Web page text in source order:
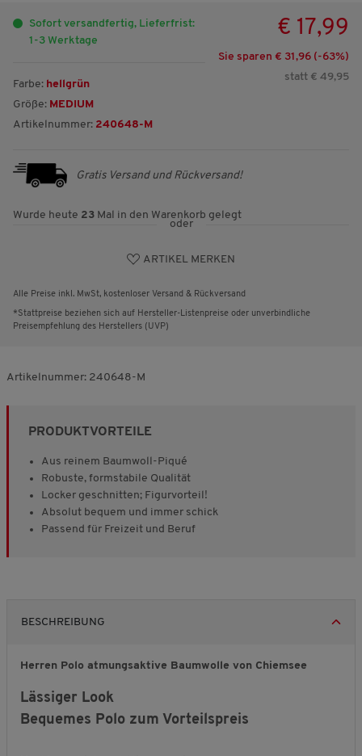
Sofort versandfertig, Lieferfrist:
1-3 Werktage
Farbe: hellgrün
Größe: MEDIUM
Artikelnummer: 240648-M
€ 17,99
Sie sparen € 31,96 (-63%)
statt € 49,95
Gratis Versand und Rückversand!
Wurde heute 23 Mal in den Warenkorb gelegt
oder
ARTIKEL MERKEN
Alle Preise inkl. MwSt, kostenloser Versand & Rückversand
*Stattpreise beziehen sich auf Hersteller-Listenpreise oder unverbindliche
Preisempfehlung des Herstellers (UVP)
Artikelnummer: 240648-M
PRODUKTVORTEILE
Aus reinem Baumwoll-Piqué
Robuste, formstabile Qualität
Locker geschnitten; Figurvorteil!
Absolut bequem und immer schick
Passend für Freizeit und Beruf
BESCHREIBUNG
Herren Polo atmungsaktive Baumwolle von Chiemsee
Lässiger Look
Bequemes Polo zum Vorteilspreis